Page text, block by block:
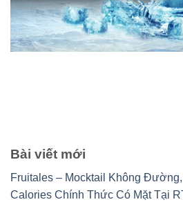
Bài viết mới
Fruitales – Mocktail Không
Calories Chính Thức Có Mặt Tại